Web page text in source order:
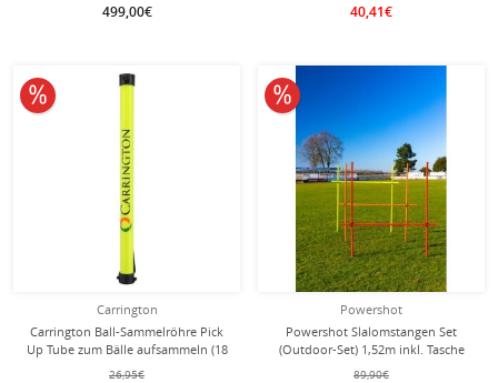
499,00€ 40,41€
Carrington
Carrington Ball-Sammelröhre Pick
Up Tube zum Bälle aufsammeln (18
Bälle)
26,95€
10% reduziert
Powershot
Powershot Slalomstangen Set
(Outdoor-Set) 1,52m inkl. Tasche
89,90€
10% reduziert